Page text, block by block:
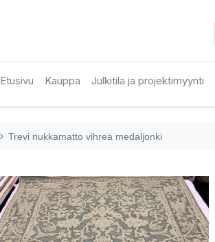
Etusivu Kauppa Julkitila ja projektimyynti
Trevi nukkamatto vihreä medaljonki